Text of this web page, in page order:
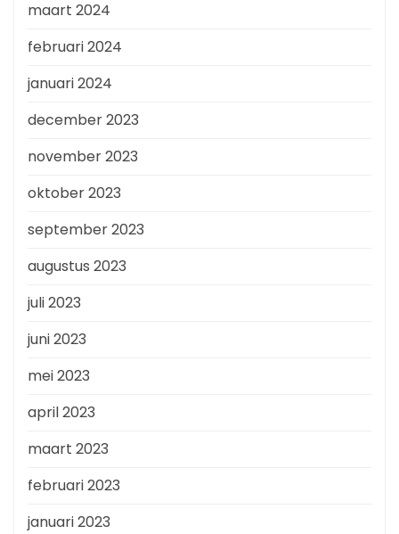
maart 2024
februari 2024
januari 2024
december 2023
november 2023
oktober 2023
september 2023
augustus 2023
juli 2023
juni 2023
mei 2023
april 2023
maart 2023
februari 2023
januari 2023